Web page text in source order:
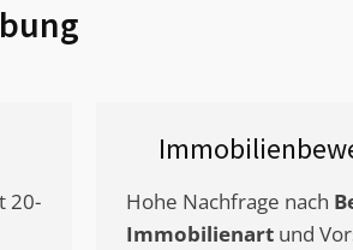
20-
Hohe Nachfrage nach
Immobilienart und